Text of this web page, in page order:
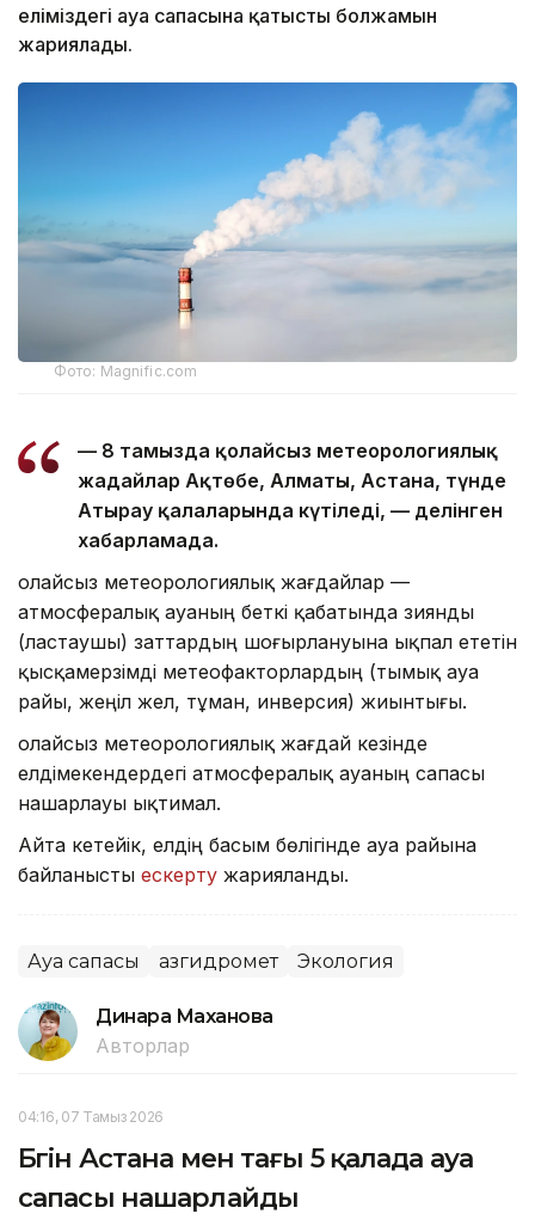
еліміздегі ауа сапасына қатысты болжамын
жариялады.
Фото: Magnific.com
— 8 тамызда қолайсыз метеорологиялық
жағдайлар Ақтөбе, Алматы, Астана, түнде
Атырау қалаларында күтіледі, — делінген
хабарламада.
Қолайсыз метеорологиялық жағдайлар —
атмосфералық ауаның беткі қабатында зиянды
(ластаушы) заттардың шоғырлануына ықпал ететін
қысқамерзімді метеофакторлардың (тымық ауа
райы, жеңіл жел, тұман, инверсия) жиынтығы.
Қолайсыз метеорологиялық жағдай кезінде
елдімекендердегі атмосфералық ауаның сапасы
нашарлауы ықтимал.
Айта кетейік, елдің басым бөлігінде ауа райына
байланысты ескерту жарияланды.
Ауа сапасы Қазгидромет Экология
Динара Маханова
Авторлар
04:16, 07 Тамыз 2026
Бүгін Астана мен тағы 5 қалада ауа
сапасы нашарлайды